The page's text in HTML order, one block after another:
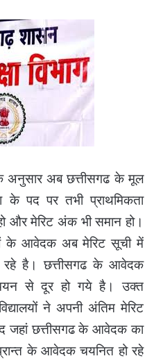
अनुसार अब छत्तीसगढ के मूल
के पद पर तभी प्राथमिकता
और मेरिट अंक भी समान हो।
के आवेदक अब मेरिट सूची में
रहे है। छत्तीसगढ के आवेदक
से दूर हो गये है। उक्त
ने अपनी अंतिम मेरिट
जहां छत्तीसगढ के आवेदक का
के आवेदक चयनित हो रहे